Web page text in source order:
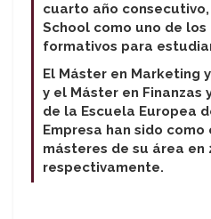
cuarto año consecutivo,
School como uno de
formativos para
El Máster en Marketing
y el Máster en Finanzas
de la Escuela Europea
Empresa han sido como
másteres de su área en
respectivamente.